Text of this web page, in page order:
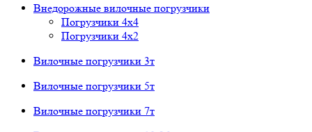
Внедорожные вилочные погрузчики
Погрузчики 4х4
Погрузчики 4х2
Вилочные погрузчики 3т
Вилочные погрузчики 5т
Вилочные погрузчики 7т